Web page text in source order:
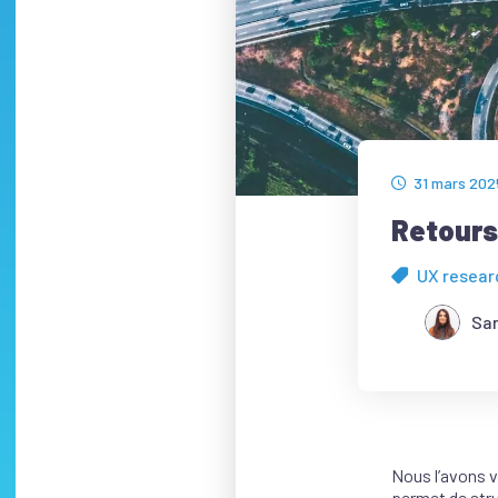
31 mars
UX
Nous l’avons